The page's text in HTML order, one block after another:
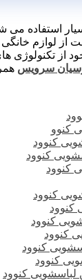
استفاده
از لوازم
از تکنولوژی
سرویس